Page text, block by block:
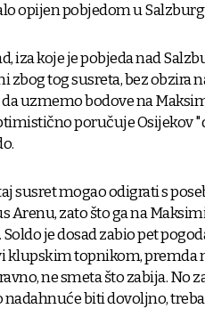
opijen pobjedom u
iza koje je pobjeda nad
zbog tog susreta, bez obzira
da uzmemo bodove na
poručuje Osijekov
susret mogao odigrati s
Arenu, zato što ga na
je dosad zabio pet
klupskim topnikom, premda
ne smeta što zabija. No
biti dovoljno,